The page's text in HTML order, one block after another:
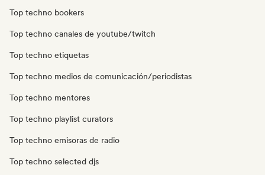
Top techno bookers
Top techno canales de youtube/twitch
Top techno etiquetas
Top techno medios de comunicación/periodistas
Top techno mentores
Top techno playlist curators
Top techno emisoras de radio
Top techno selected djs